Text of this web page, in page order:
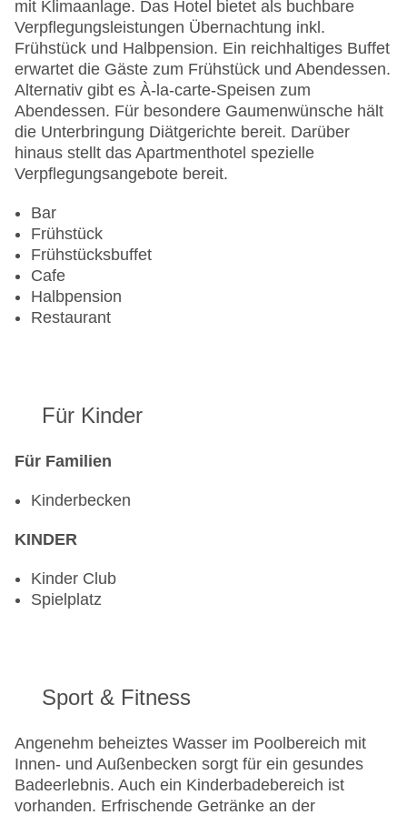
mit Klimaanlage. Das Hotel bietet als buchbare
Verpflegungsleistungen Übernachtung inkl.
Frühstück und Halbpension. Ein reichhaltiges Buffet
erwartet die Gäste zum Frühstück und Abendessen.
Alternativ gibt es À-la-carte-Speisen zum
Abendessen. Für besondere Gaumenwünsche hält
die Unterbringung Diätgerichte bereit. Darüber
hinaus stellt das Apartmenthotel spezielle
Verpflegungsangebote bereit.
Bar
Frühstück
Frühstücksbuffet
Cafe
Halbpension
Restaurant
Für Kinder
Für Familien
Kinderbecken
KINDER
Kinder Club
Spielplatz
Sport & Fitness
Angenehm beheiztes Wasser im Poolbereich mit
Innen- und Außenbecken sorgt für ein gesundes
Badeerlebnis. Auch ein Kinderbadebereich ist
vorhanden. Erfrischende Getränke an der